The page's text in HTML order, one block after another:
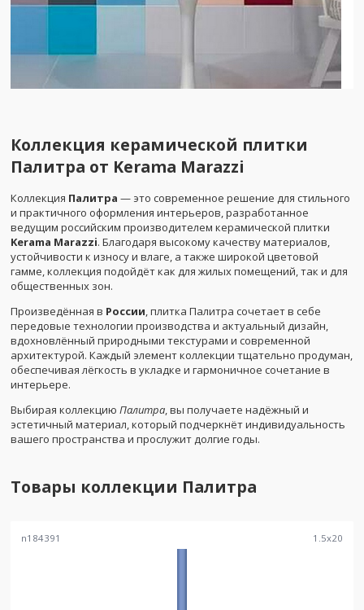
Коллекция керамической плитки
Палитра от Kerama Marazzi
Коллекция Палитра — это современное решение для стильного
и практичного оформления интерьеров, разработанное
ведущим российским производителем керамической плитки
Kerama Marazzi. Благодаря высокому качеству материалов,
устойчивости к износу и влаге, а также широкой цветовой
гамме, коллекция подойдёт как для жилых помещений, так и для
общественных зон.
Произведённая в России, плитка Палитра сочетает в себе
передовые технологии производства и актуальный дизайн,
вдохновлённый природными текстурами и современной
архитектурой. Каждый элемент коллекции тщательно продуман,
обеспечивая лёгкость в укладке и гармоничное сочетание в
интерьере.
Выбирая коллекцию Палитра, вы получаете надёжный и
эстетичный материал, который подчеркнёт индивидуальность
вашего пространства и прослужит долгие годы.
Товары коллекции Палитра
n184391 1.5x20